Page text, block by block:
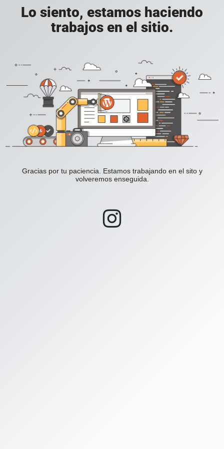
Lo siento, estamos haciendo
trabajos en el sitio.
Gracias por tu paciencia. Estamos trabajando en el sito y
volveremos enseguida.